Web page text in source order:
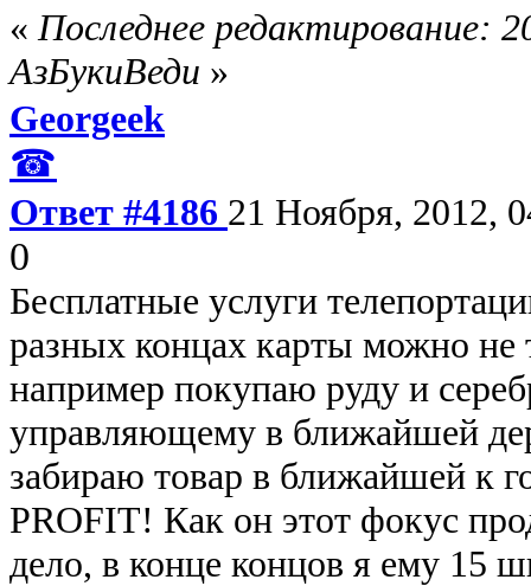
« Последнее редактирование:
АзБукиВеди »
Georgeek
☎
Ответ #4186 21 Ноября, 2012,
0
Бесплатные услуги
разных концах карты можно не
например покупаю руду и
управляющему в ближайшей
забираю товар в ближайшей к
PROFIT! Как он этот фокус
дело, в конце концов я ему 15